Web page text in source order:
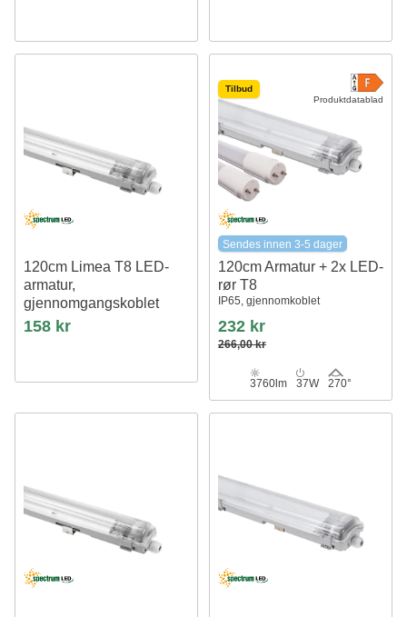
120cm Limea T8 LED-
armatur,
gjennomgangskoblet
Til 1x 120cm LED-rør, IP65
vanntett
158 kr
Produktdatablad
Tilbud
Sendes innen 3-5 dager
120cm Armatur + 2x LED-
rør T8
IP65, gjennomkoblet
232 kr
266,00 kr
3760lm 37W 270°